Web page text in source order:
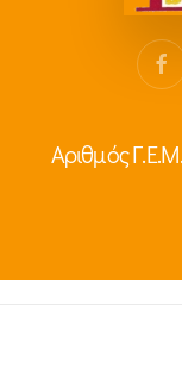
Αριθμός